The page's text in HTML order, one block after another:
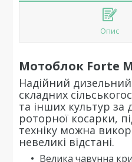
Опис
Мотоблок Forte
Надійний
складних
та інших культур
роторної косарки,
техніку можна
невеликі відстані.
Велика чавунна